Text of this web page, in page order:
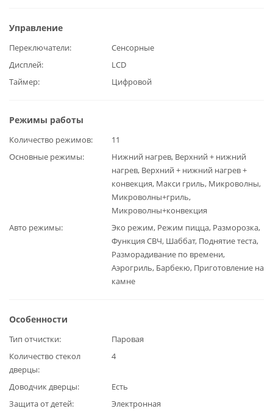
Управление
Переключатели
Сенсорные
Дисплей
LCD
Таймер
Цифровой
Режимы работы
Количество режимов
11
Основные режимы
Нижний нагрев, Верхний + нижний
нагрев, Верхний + нижний нагрев +
конвекция, Макси гриль, Микроволны,
Микроволны+гриль,
Микроволны+конвекция
Авто режимы
Эко режим, Режим пицца, Разморозка,
Функция СВЧ, Шаббат, Поднятие теста,
Разморадивание по времени,
Аэрогриль, Барбекю, Приготовление на
камне
Особенности
Тип отчистки
Паровая
Количество стекол
дверцы
4
Доводчик дверцы
Есть
Защита от детей
Электронная